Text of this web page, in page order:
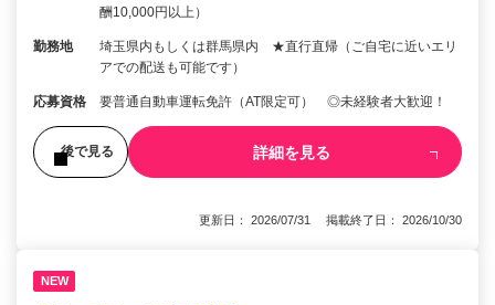
酬10,000円以上）
勤務地
埼玉県内もしくは群馬県内 ★直行直帰（ご自宅に近いエリ
アでの配送も可能です）
応募資格 要普通自動車運転免許（AT限定可） ◎未経験者大歓迎！
後で見る 詳細を見る
更新日： 2026/07/31 掲載終了日： 2026/10/30
NEW